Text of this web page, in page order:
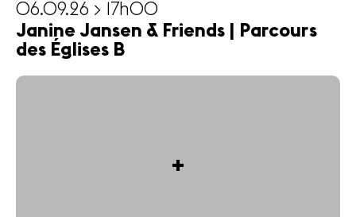
06.09.26 > 17h00
Janine Jansen & Friends | Parcours
des Églises B
+